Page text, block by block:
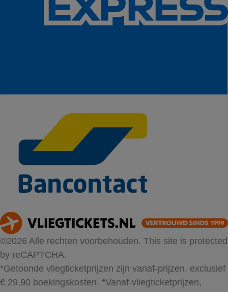
©2026 Alle rechten voorbehouden. This site is protected
by reCAPTCHA.
*Getoonde vliegticketprijzen zijn vanaf-prijzen, exclusief
€ 29,90 boekingskosten. *Vanaf-vliegticketprijzen,